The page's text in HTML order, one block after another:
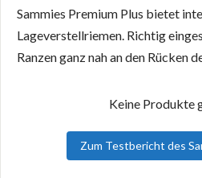
Sammies Premium Plus bietet
Lageverstellriemen. Richtig
Ranzen ganz nah an den Rücken
Keine Produkte
Zum Testbericht des